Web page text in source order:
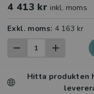
4 413 kr inkl. moms
Exkl. moms: 4 163 kr
Hitta produkten